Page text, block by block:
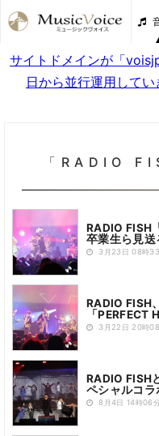
サイトドメインが「
日から並行運用してい
「RADIO
RADIO FISH
卒業生ら見送
3月23日 08時
RADIO FISH
「PERFECT
3月22日 20時
RADIO FISH
ペシャルコラ
8月4日 14時06